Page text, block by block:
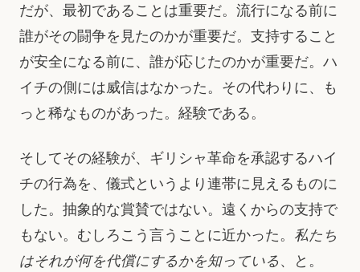
だが、最初であることは重要だ。流行になる前に
誰がその闘争を見たのかが重要だ。支持すること
が安全になる前に、誰が応じたのかが重要だ。ハ
イチの側には威信はなかった。その代わりに、も
っと稀なものがあった。経験である。
そしてその経験が、ギリシャ革命を承認するハイ
チの行為を、儀式というより連帯に見えるものに
した。抽象的な賞賛ではない。遠くからの支持で
もない。むしろこう言うことに近かった。 私たち
はそれが何を代償にするかを知っている、と。